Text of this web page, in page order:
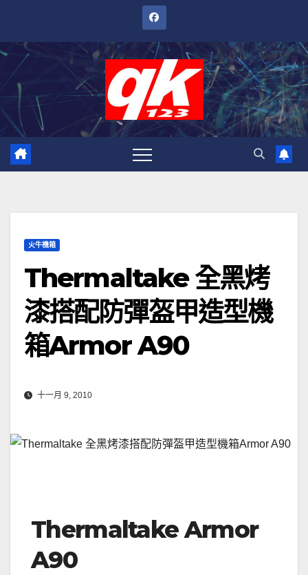
內
火牛機箱
Thermaltake 全黑烤
漆搭配防彈盔甲造型機
箱Armor A90
十一月 9, 2010
Thermaltake Armor
A90